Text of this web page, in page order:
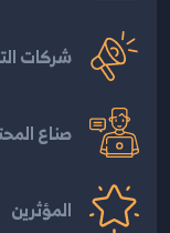
شركات
صناع
المؤثرين